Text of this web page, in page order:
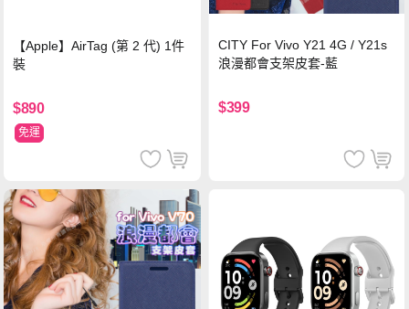
【Apple】AirTag (第 2 代) 1件
裝
$890
免運
CITY For Vivo Y21 4G / Y21s
浪漫都會支架皮套-藍
$399